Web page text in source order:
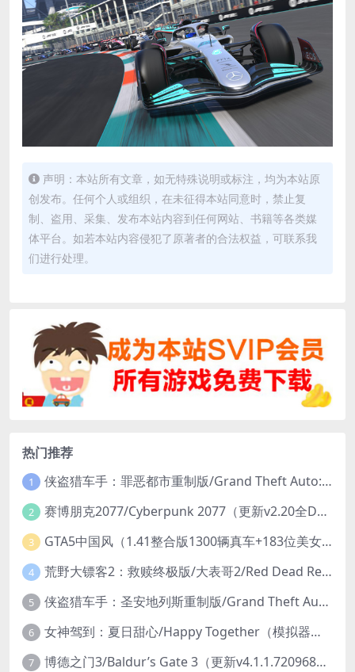
声明：本站所有文章，如无特殊说明或标注，均为本站原
创发布。任何个人或组织，在未征得本站同意时，禁止复
制、盗用、采集、发布本站内容到任何网站、书籍等各类媒
体平台。如若本站内容侵犯了原著者的合法权益，可联系我
们进行处理。
热门推荐
1 侠盗猎车手：罪恶都市重制版/Grand Theft Auto: Vice City – The Definitive Edition
2 赛博朋克2077/Cyberpunk 2077（更新v2.20全DLC）
3 GTA5中国风（1.41整合版1300辆真车+183位美女与英雄+200%存档）
4 荒野大镖客2：救赎终极版/大表哥2/Red Dead Redemption 2: Ultimate Edition（更新v1491.50终极版）
5 侠盗猎车手：圣安地列斯重制版/Grand Theft Auto: San Andreas – The Definitive Edition（更新v1.113.49697469）
6 女神驾到：夏日甜心/Happy Together（模拟器版-升级豪华终极珍藏版+全DLC）
7 博德之门3/Baldur’s Gate 3（更新v4.1.1.7209685）